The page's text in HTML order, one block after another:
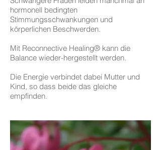
hormonell bedingten
Stimmungsschwankungen und
körperlichen Beschwerden.
Mit Reconnective Healing® kann die
Balance wieder-hergestellt werden.
Die Energie verbindet dabei Mutter und
Kind, so dass beide das gleiche
empfinden.